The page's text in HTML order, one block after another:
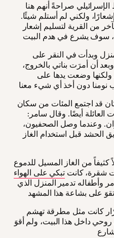
صراحةً أنهم هنا
ولكني لم أستلم شيئًا.
من القرية لتسليم إشعار
وبدأت في النقر على
أن أمرَت بناتي بالخروج،
وضعت يدها على
قد اجتمع المئات من سكان
العائلة أيضًا. وقال سامر:
وعندما وصل الصحفيون،
الحشد قبل استخدام الغاز
كثيفاً من الغاز المسيل للدموع
شقرة، كانت تبكي على الهواء
وأطفاله تدمير المنزل الذي
كانت مثل مطرقة تهشم
داخل هذا البيت، ولم أقوَ